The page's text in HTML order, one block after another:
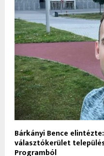
Bárkányi Bence
választókerület
Programból